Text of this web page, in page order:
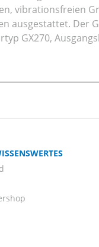
vibrationsfreien
ausgestattet. Der
GX270,